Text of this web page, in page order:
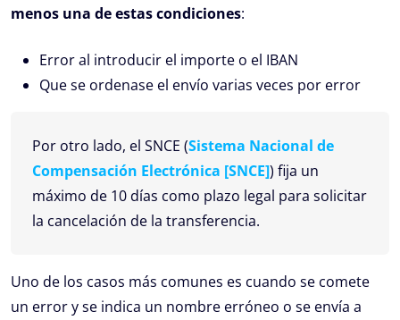
menos una de estas condiciones:
Error al introducir el importe o el IBAN
Que se ordenase el envío varias veces por error
Por otro lado, el SNCE (Sistema Nacional de
Compensación Electrónica [SNCE]) fija un
máximo de 10 días como plazo legal para solicitar
la cancelación de la transferencia.
Uno de los casos más comunes es cuando se comete
un error y se indica un nombre erróneo o se envía a